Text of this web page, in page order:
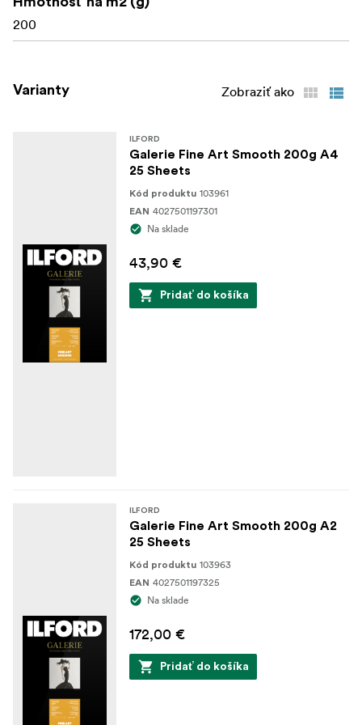
200
Varianty Zobraziť ako
ILFORD
Galerie Fine Art Smooth 200g A4
25 Sheets
Kód produktu 103961
EAN 4027501197301
Na sklade
43,90 €
Pridať do košíka
ILFORD
Galerie Fine Art Smooth 200g A2
25 Sheets
Kód produktu 103963
EAN 4027501197325
Na sklade
172,00 €
Pridať do košíka